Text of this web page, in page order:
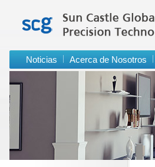
Noticias Acerca de Nosotros